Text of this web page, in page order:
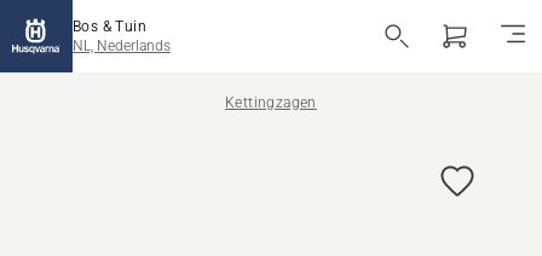
Bos & Tuin
NL, Nederlands
Kettingzagen